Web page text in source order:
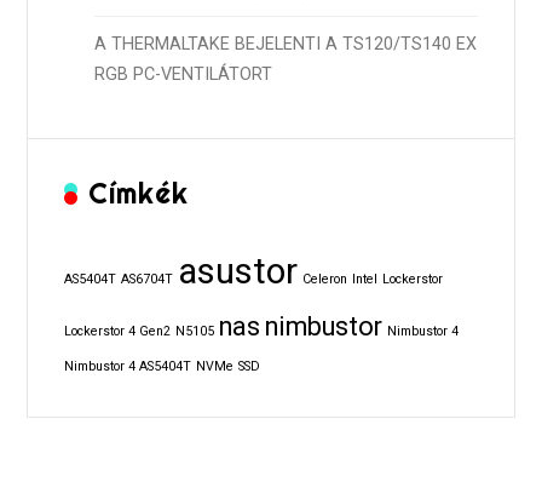
A THERMALTAKE BEJELENTI A TS120/TS140 EX
RGB PC-VENTILÁTORT
Címkék
AS5404T AS6704T asustor Celeron Intel Lockerstor
Lockerstor 4 Gen2 N5105 nas nimbustor Nimbustor 4
Nimbustor 4 AS5404T NVMe SSD